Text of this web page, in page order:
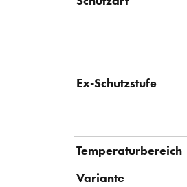
Ex-Schutzstufe
Temperaturbereich
Variante